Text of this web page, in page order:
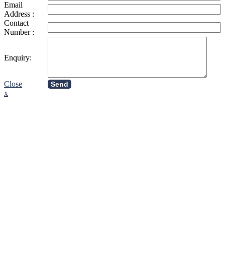
Email
Address :
Contact
Number :
Enquiry:
Close Send
x